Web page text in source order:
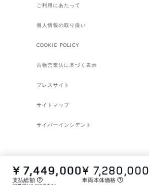
¥ 7,449,000
支払総額
¥ 7,280,000
車両本体価格
ご利用にあたって
個人情報の取り扱い
COOKIE POLICY
古物営業法に基づく表示
プレスサイト
サイトマップ
サイバーインシデント